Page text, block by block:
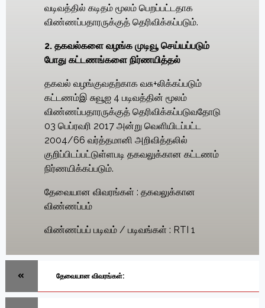
வடிவத்தில் கடிதம் மூலம் பெறப்பட்டதாக
விண்ணப்பதாரருக்குத் தெரிவிக்கப்படும்.
2. தகவல்களை வழங்க முடிவூ செய்யப்படும்
போது கட்டணங்களை நிர்ணயித்தல்
தகவல் வழங்குவதற்காக வசு+லிக்கப்படும்
கட்டணம்இ சுவூஐ 4 படிவத்தின் மூலம்
விண்ணப்பதாரருக்குத் தெரிவிக்கப்படுவதோடு
03 பெப்ரவரி 2017 அன்று வெளியிடப்பட்ட
2004/66 வர்த்தமானி அறிவித்தலில்
குறிப்பிடப்பட்டுள்ளபடி தகவலுக்கான கட்டணம்
நிர்ணயிக்கப்படும்.
தேவையான விவரங்கள் : தகவலுக்கான
விண்ணப்பம்
விண்ணப்பப் படிவம் / படிவங்கள் : RTI 1
தேவையான விவரங்கள்: